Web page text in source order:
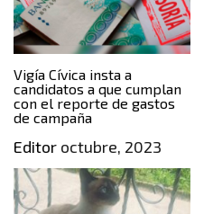
Vigía Cívica insta a
candidatos a que cumplan
con el reporte de gastos
de campaña
Editor octubre, 2023